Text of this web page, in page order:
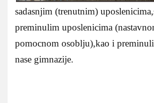
sadasnjim (trenutnim)
preminulim uposlenicima
pomocnom osoblju),kao i
nase gimnazije.